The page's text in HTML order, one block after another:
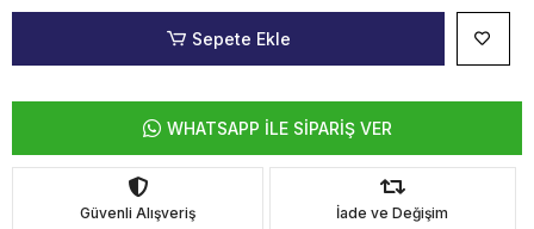
Sepete Ekle
WHATSAPP İLE SİPARİŞ VER
Güvenli Alışveriş İade ve Değişim